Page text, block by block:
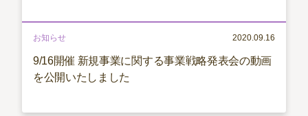
お知らせ 2020.09.16
9/16開催 新規事業に関する事業戦略発表会の動画
を公開いたしました